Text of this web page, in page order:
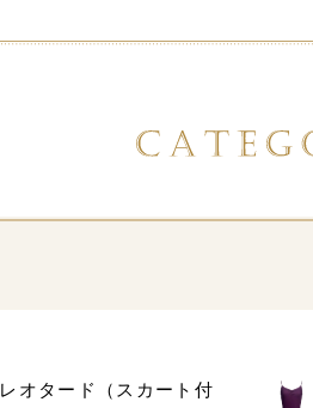
レオタード（スカート付